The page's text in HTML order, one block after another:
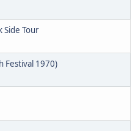
Side Tour
Festival 1970)